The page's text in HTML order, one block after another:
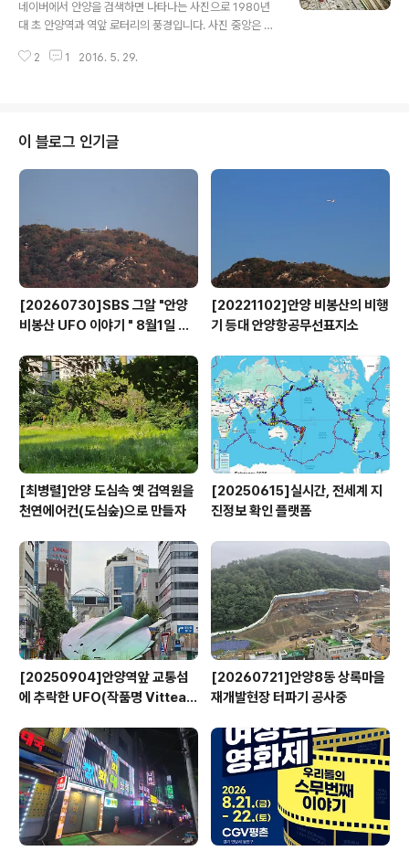
이 수리산에서 안양9동과 3동을 거쳐 안양역 옆으로 흘러
수암천 물줄기와는 완전히 다른 모습이지요. 사진은 겨울
네이버에서 안양을 검색하면 나타나는 사진으로 1980년
대 초 안양역과 역앞 로터리의 풍경입니다. 사진 중앙은 안
는 곳이 연탄공장, 안양역 우측에 보이는 곳은 1958년에
에는 당시 유명세를 날렸던 대영카바레 건물(현재 짓다만
철골조 빌딩)이 보이고 로터리 윗쪽으로 시외버스터미널과
그 위에 수암천이 흐르고 있고요. 사진 좌측 아랫쪽에는 안
하던 아주 단촐한 역이었으나 2002년 2만..
2 1 2016. 5. 29.
이 블로그 인기글
[20260730]SBS 그알 "안양
비봉산 UFO 이야기 " 8월1일 방
[20221102]안양 비봉산의 비행
기 등대 안양항공무선표지소
[최병렬]안양 도심속 옛 검역원을
천연에어컨(도심숲)으로 만들자
[20250615]실시간, 전세계 지
진정보 확인 플랫폼
[20250904]안양역앞 교통섬
에 추락한 UFO(작품명 Vitteau
[20260721]안양8동 상록마을
재개발현장 터파기 공사중